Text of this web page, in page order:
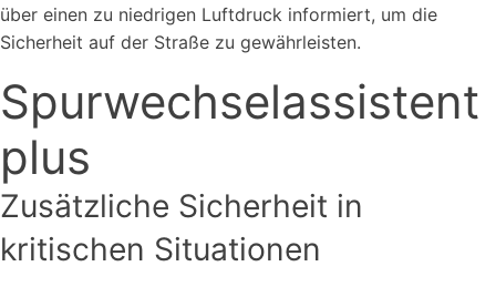
über einen zu niedrigen Luftdruck informiert, um die
Sicherheit auf der Straße zu gewährleisten.
Spurwechselassistent
plus
Zusätzliche Sicherheit in
kritischen Situationen